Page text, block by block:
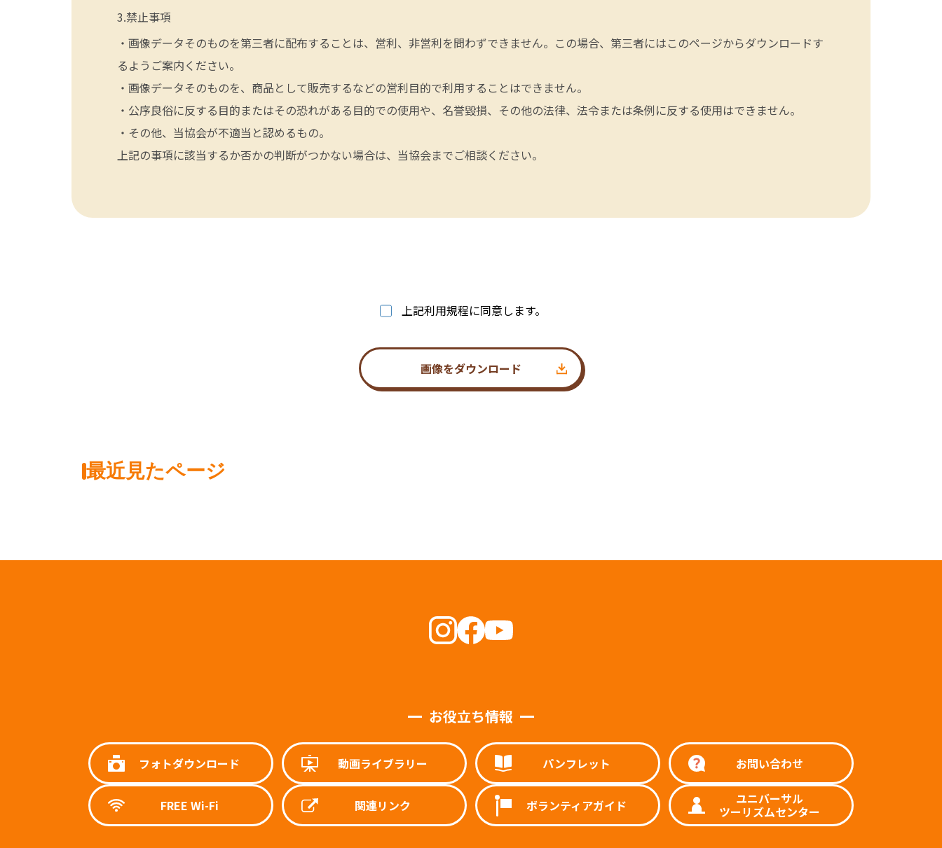
禁止事項
・画像データそのものを第三者に配布することは、営利、非営利を問わずできません。この場合、第三者にはこのページからダウンロードす
るようご案内ください。
・画像データそのものを、商品として販売するなどの営利目的で利用することはできません。
・公序良俗に反する目的またはその恐れがある目的での使用や、名誉毀損、その他の法律、法令または条例に反する使用はできません。
・その他、当協会が不適当と認めるもの。
上記の事項に該当するか否かの判断がつかない場合は、当協会までご相談ください。
上記利用規程に同意します。
画像をダウンロード
最近見たページ
お役立ち情報
フォトダウンロード 動画ライブラリー パンフレット お問い合わせ
FREE Wi-Fi 関連リンク ボランティアガイド ユニバーサル
ツーリズムセンター